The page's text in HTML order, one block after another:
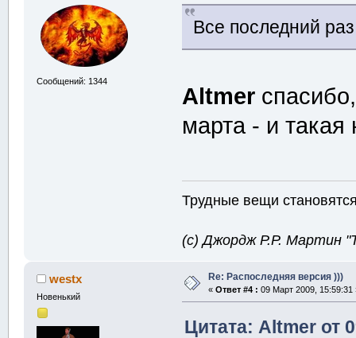
Сообщений: 1344
Все последний
Altmer
марта - и
Трудные вещи
(с) Джордж Р.Р. Мартин
westx
Новенький
Re: Распоследняя версия )))
« Ответ #4 : 09 Март 2009, 15:59:31
Цитата: Altmer от